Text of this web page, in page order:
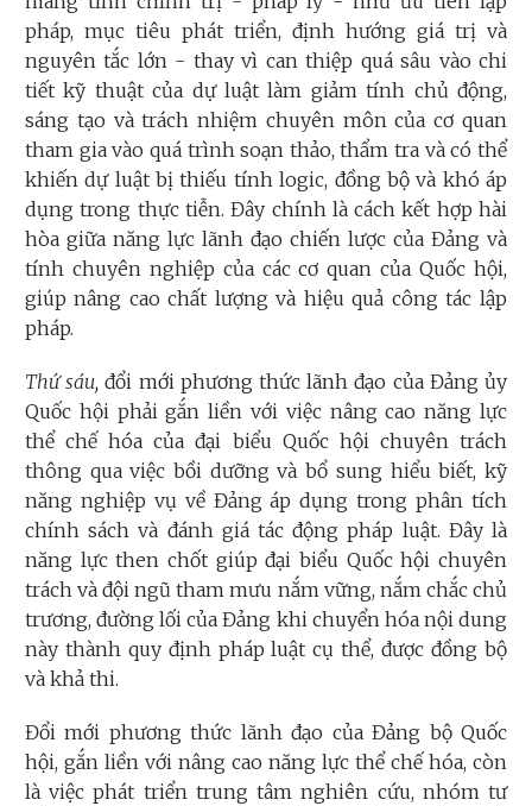
pháp, mục tiêu phát triển, định hướng giá trị và
nguyên tắc lớn - thay vì can thiệp quá sâu vào chi
tiết kỹ thuật của dự luật làm giảm tính chủ động,
sáng tạo và trách nhiệm chuyên môn của cơ quan
tham gia vào quá trình soạn thảo, thẩm tra và có thể
khiến dự luật bị thiếu tính logic, đồng bộ và khó áp
dụng trong thực tiễn. Đây chính là cách kết hợp hài
hòa giữa năng lực lãnh đạo chiến lược của Đảng và
tính chuyên nghiệp của các cơ quan của Quốc hội,
giúp nâng cao chất lượng và hiệu quả công tác lập
pháp.
Thứ sáu, đổi mới phương thức lãnh đạo của Đảng ủy
Quốc hội phải gắn liền với việc nâng cao năng lực
thể chế hóa của đại biểu Quốc hội chuyên trách
thông qua việc bồi dưỡng và bổ sung hiểu biết, kỹ
năng nghiệp vụ về Đảng áp dụng trong phân tích
chính sách và đánh giá tác động pháp luật. Đây là
năng lực then chốt giúp đại biểu Quốc hội chuyên
trách và đội ngũ tham mưu nắm vững, nắm chắc chủ
trương, đường lối của Đảng khi chuyển hóa nội dung
này thành quy định pháp luật cụ thể, được đồng bộ
và khả thi.
Đổi mới phương thức lãnh đạo của Đảng bộ Quốc
hội, gắn liền với nâng cao năng lực thể chế hóa, còn
là việc phát triển trung tâm nghiên cứu, nhóm tư